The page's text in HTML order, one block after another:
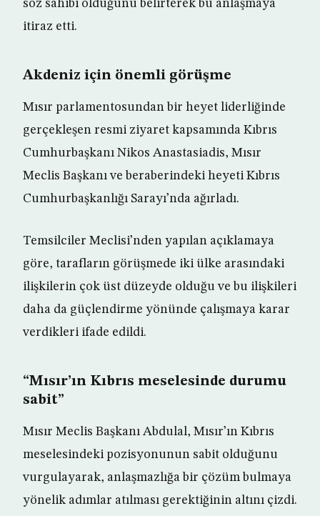
söz sahibi olduğunu belirterek bu anlaşmaya
itiraz etti.
Akdeniz için önemli görüşme
Mısır parlamentosundan bir heyet liderliğinde
gerçekleşen resmi ziyaret kapsamında Kıbrıs
Cumhurbaşkanı Nikos Anastasiadis, Mısır
Meclis Başkanı ve beraberindeki heyeti Kıbrıs
Cumhurbaşkanlığı Sarayı’nda ağırladı.
Temsilciler Meclisi’nden yapılan açıklamaya
göre, tarafların görüşmede iki ülke arasındaki
ilişkilerin çok üst düzeyde olduğu ve bu ilişkileri
daha da güçlendirme yönünde çalışmaya karar
verdikleri ifade edildi.
“Mısır’ın Kıbrıs meselesinde durumu
sabit”
Mısır Meclis Başkanı Abdulal, Mısır’ın Kıbrıs
meselesindeki pozisyonunun sabit olduğunu
vurgulayarak, anlaşmazlığa bir çözüm bulmaya
yönelik adımlar atılması gerektiğinin altını çizdi.